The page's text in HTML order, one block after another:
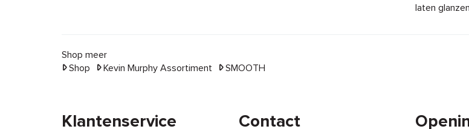
laten
Shop meer
Shop
Kevin Murphy Assortiment SMOOTH
Klantenservice Contact